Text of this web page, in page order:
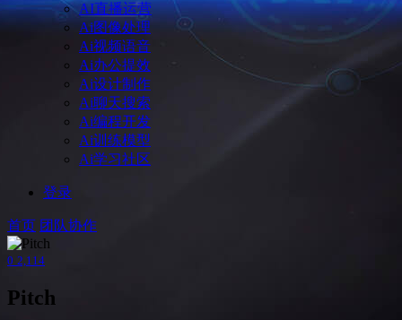
AI直播运营
Ai图像处理
Ai视频语音
Ai办公提效
Ai设计制作
Ai聊天搜索
Ai编程开发
Ai训练模型
Ai学习社区
登录
首页 团队协作
0 2,114
Pitch